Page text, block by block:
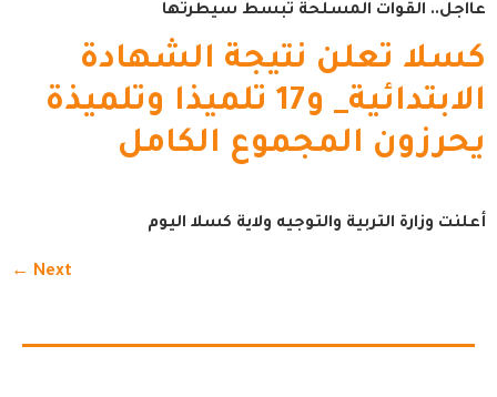
عااجل.. القوات المسلحة تبسط سيطرتها
كسلا تعلن نتيجة الشهادة
الابتدائية_ و17 تلميذا وتلميذة
يحرزون المجموع الكامل
أعلنت وزارة التربية والتوجيه ولاية كسلا اليوم
Next
←